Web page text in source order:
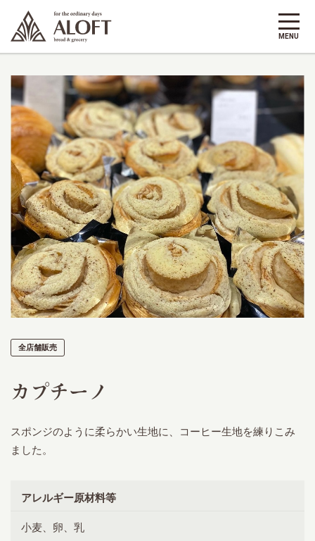
全店舗販売
カプチーノ
スポンジのように柔らかい生地に、コーヒー生地を練りこみ
ました。
アレルギー原材料等
小麦、卵、乳